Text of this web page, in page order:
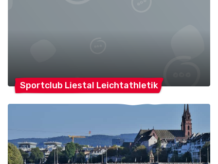
Sportclub Liestal Leichtathletik